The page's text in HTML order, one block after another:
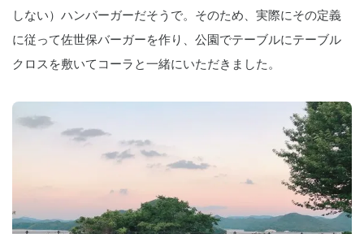
しない）ハンバーガーだそうで。そのため、実際にその定義
に従って佐世保バーガーを作り、公園でテーブルにテーブル
クロスを敷いてコーラと一緒にいただきました。